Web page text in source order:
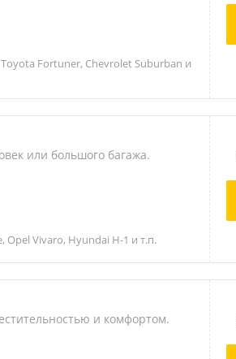
Fortuner, Chevrolet Suburban и
или большого багажа.
Opel Vivaro, Hyundai H-1 и т.п.
и комфортом.